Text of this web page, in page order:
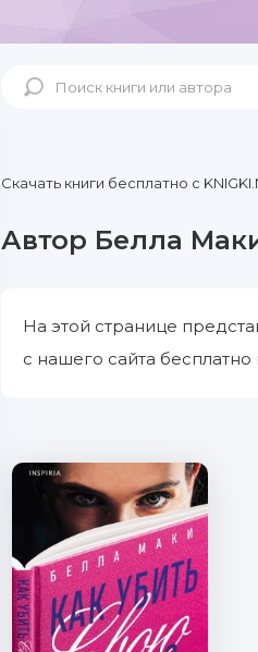
Скачать книги бесплатно c
Автор Белла
На этой странице
с нашего сайта